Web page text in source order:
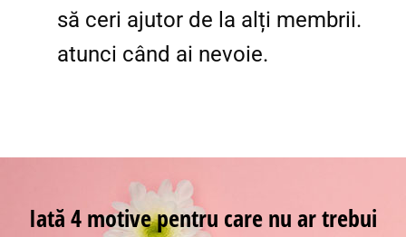
să ceri ajutor de la alți membrii.
atunci când ai nevoie.
Iată 4 motive pentru care nu ar trebui